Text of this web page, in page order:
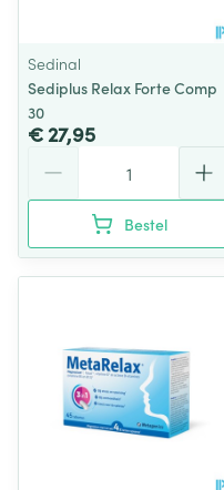
Sedinal
Sediplus Relax Forte Comp
30
€ 27,95
Bestel